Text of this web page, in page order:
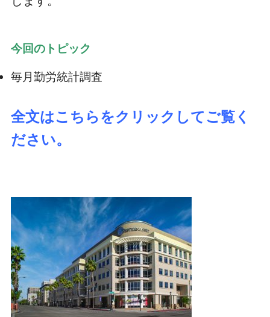
今回のトピック
毎月勤労統計調査
全文はこちらをクリックしてご覧く
ださい。